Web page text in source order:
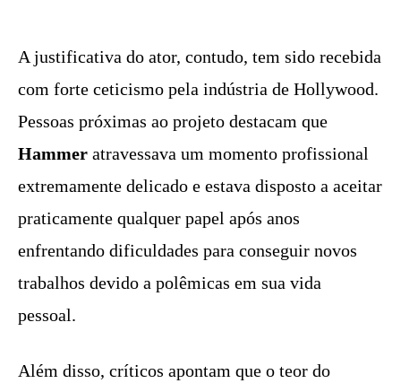
A justificativa do ator, contudo, tem sido recebida
com forte ceticismo pela indústria de Hollywood.
Pessoas próximas ao projeto destacam que
Hammer atravessava um momento profissional
extremamente delicado e estava disposto a aceitar
praticamente qualquer papel após anos
enfrentando dificuldades para conseguir novos
trabalhos devido a polêmicas em sua vida
pessoal.
Além disso, críticos apontam que o teor do